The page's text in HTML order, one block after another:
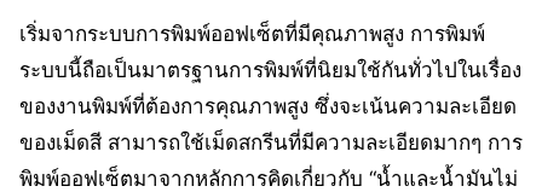
เริ่มจากระบบการพิมพ์ออฟเซ็ตที่มีคุณภาพสูง การพิมพ์
ระบบนี้ถือเป็นมาตรฐานการพิมพ์ที่นิยมใช้กันทั่วไปในเรื่อง
ของงานพิมพ์ที่ต้องการคุณภาพสูง ซึ่งจะเน้นความละเอียด
ของเม็ดสี สามารถใช้เม็ดสกรีนที่มีความละเอียดมากๆ การ
พิมพ์ออฟเซ็ตมาจากหลักการคิดเกี่ยวกับ “น้ำและน้ำมันไม่